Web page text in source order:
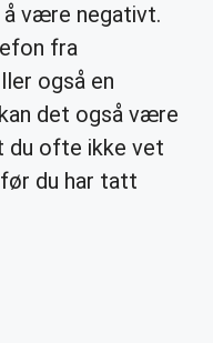
å være negativt.
fra
også en
det også være
du ofte ikke vet
du har tatt